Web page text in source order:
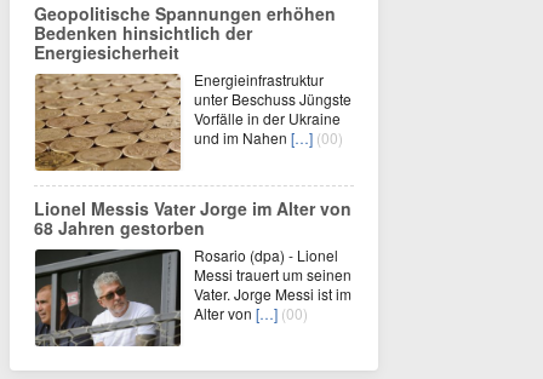
Geopolitische Spannungen erhöhen
Bedenken hinsichtlich der
Energiesicherheit
Energieinfrastruktur
unter Beschuss Jüngste
Vorfälle in der Ukraine
und im Nahen […] (00)
Lionel Messis Vater Jorge im Alter von
68 Jahren gestorben
Rosario (dpa) - Lionel
Messi trauert um seinen
Vater. Jorge Messi ist im
Alter von […] (00)